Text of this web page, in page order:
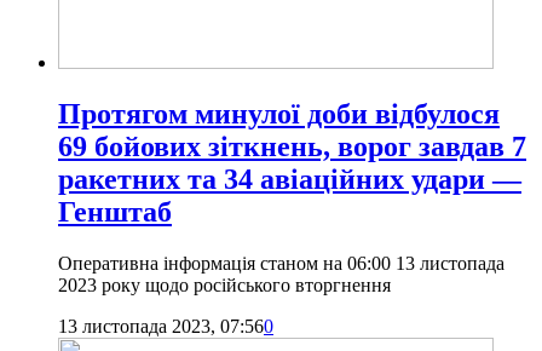
Протягом минулої доби відбулося
69 бойових зіткнень, ворог завдав 7
ракетних та 34 авіаційних удари —
Генштаб
Оперативна інформація станом на 06:00 13 листопада
2023 року щодо російського вторгнення
13 листопада 2023, 07:560